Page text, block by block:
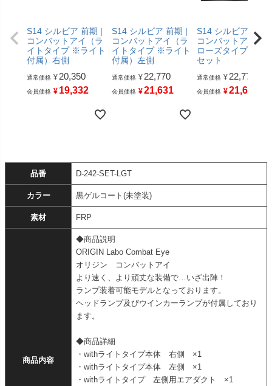
S14 シルビア 前期 |
コンバットアイ（ラ
イトタイプ ※ライト
付属）右側
通常価格 ¥ 20,350
会員価格 ¥ 19,332
S14 シルビア 前期 |
コンバットアイ（ラ
イトタイプ ※ライト
付属）左側
通常価格 ¥ 22,770
会員価格 ¥21,631
S14 シルビア 前期 |
コンバットアイ（
ローズタイプ）左
セット
通常価格 ¥ 22,770
会員価格 ¥21,631
品番 D-242-SET-LGT
カラー 黒ゲルコート(未塗装)
素材 FRP
商品内容
◆商品説明
ORIGIN Labo Combat Eye
オリジン コンバットアイ
より速く、より頑丈な装備で…いざ出陣！
ランプ装着可能モデルとなっております。
ヘッドランプ及びウインカーランプが付属しており
ます。
◆商品詳細
・withライトタイプ本体 右側 ×1
・withライトタイプ本体 左側 ×1
・withライトタイプ 左側用エアダクト ×1